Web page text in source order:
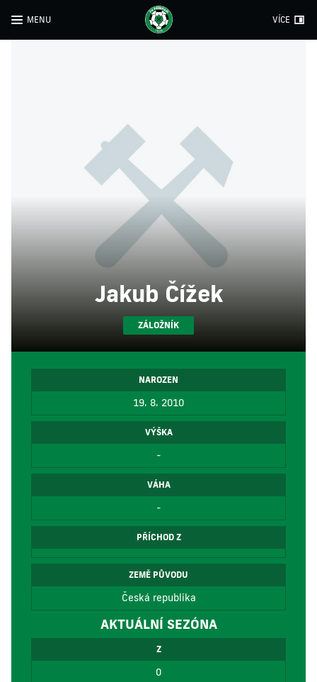
MENU VÍCE
Jakub Čížek
ZÁLOŽNÍK
NAROZEN
19. 8. 2010
VÝŠKA
-
VÁHA
-
PŘÍCHOD Z
ZEMĚ PŮVODU
Česká republika
AKTUÁLNÍ SEZÓNA
Z
0